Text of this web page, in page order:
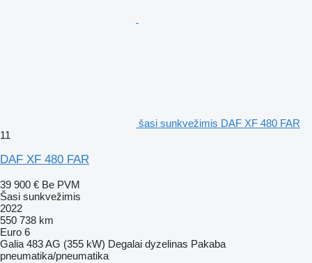
šasi sunkvežimis DAF XF 480 FAR
11
DAF XF 480 FAR
39 900 € Be PVM
Šasi sunkvežimis
2022
550 738 km
Euro 6
Galia 483 AG (355 kW) Degalai dyzelinas Pakaba
pneumatika/pneumatika